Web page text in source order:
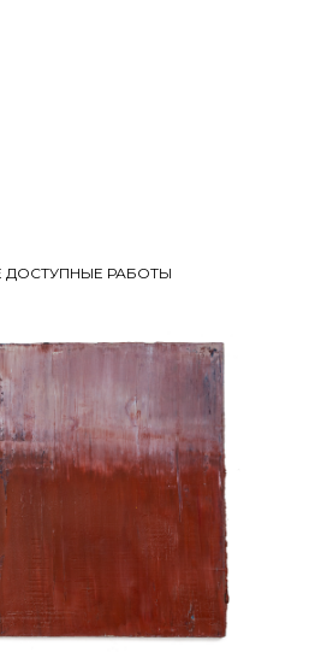
ДОСТУПНЫЕ РАБОТЫ